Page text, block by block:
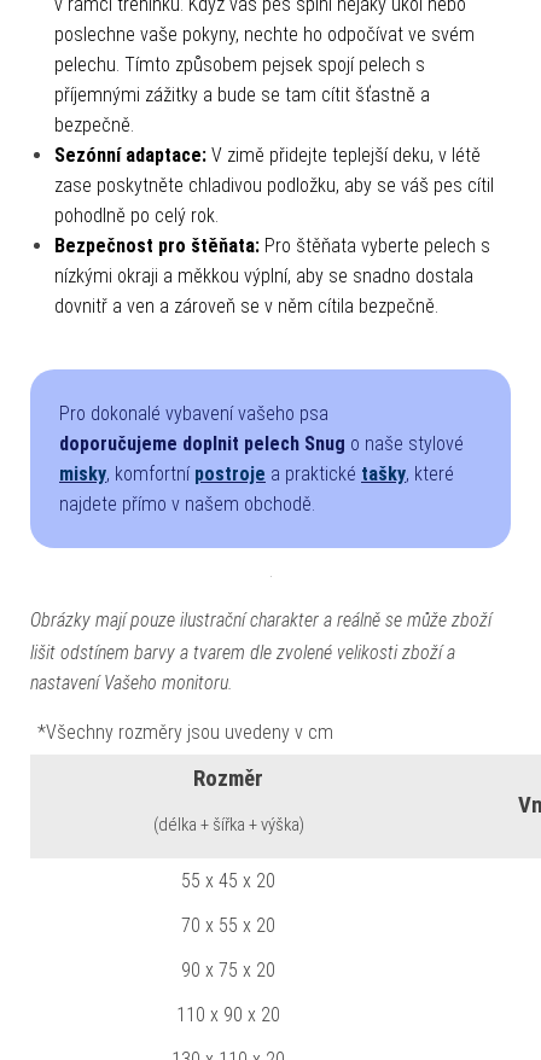
poslechne vaše pokyny, nechte ho odpočívat ve svém
pelechu. Tímto způsobem pejsek spojí pelech s
příjemnými zážitky a bude se tam cítit šťastně a
bezpečně.
Sezónní adaptace: V zimě přidejte teplejší deku, v létě
zase poskytněte chladivou podložku, aby se váš pes cítil
pohodlně po celý rok.
Bezpečnost pro štěňata: Pro štěňata vyberte pelech s
nízkými okraji a měkkou výplní, aby se snadno dostala
dovnitř a ven a zároveň se v něm cítila bezpečně.
Pro dokonalé vybavení vašeho psa
doporučujeme doplnit pelech Snug o naše stylové
misky, komfortní postroje a praktické tašky, které
najdete přímo v našem obchodě.
Obrázky mají pouze ilustrační charakter a reálně se může zboží
lišit odstínem barvy a tvarem dle zvolené velikosti zboží a
nastavení Vašeho monitoru.
*Všechny rozměry jsou uvedeny v cm
Rozměr
(délka + šířka + výška)
55 x 45 x 20
70 x 55 x 20
90 x 75 x 20
110 x 90 x 20